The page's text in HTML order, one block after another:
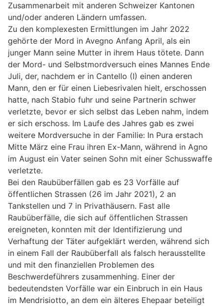
Zusammenarbeit mit anderen Schweizer Kantonen
und/oder anderen Ländern umfassen.
Zu den komplexesten Ermittlungen im Jahr 2022
gehörte der Mord in Avegno Anfang April, als ein
junger Mann seine Mutter in ihrem Haus tötete. Dann
der Mord- und Selbstmordversuch eines Mannes Ende
Juli, der, nachdem er in Cantello (I) einen anderen
Mann, den er für einen Liebesrivalen hielt, erschossen
hatte, nach Stabio fuhr und seine Partnerin schwer
verletzte, bevor er sich selbst das Leben nahm, indem
er sich erschoss. Im Laufe des Jahres gab es zwei
weitere Mordversuche in der Familie: In Pura erstach
Mitte März eine Frau ihren Ex-Mann, während in Agno
im August ein Vater seinen Sohn mit einer Schusswaffe
verletzte.
Bei den Raubüberfällen gab es 23 Vorfälle auf
öffentlichen Strassen (26 im Jahr 2021), 2 an
Tankstellen und 7 in Privathäusern. Fast alle
Raubüberfälle, die sich auf öffentlichen Strassen
ereigneten, konnten mit der Identifizierung und
Verhaftung der Täter aufgeklärt werden, während sich
in einem Fall der Raubüberfall als falsch herausstellte
und mit den finanziellen Problemen des
Beschwerdeführers zusammenhing. Einer der
bedeutendsten Vorfälle war ein Einbruch in ein Haus
im Mendrisiotto, an dem ein älteres Ehepaar beteiligt